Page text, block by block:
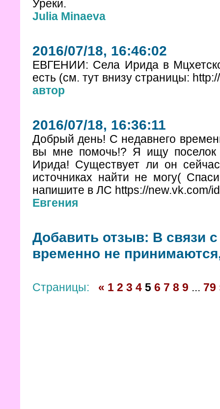
Уреки.
Julia Minaeva
2016/07/18, 16:46:02
ЕВГЕНИИ: Села Ирида в
есть (см. тут внизу страницы:
автор
2016/07/18, 16:36:11
Добрый день! С недавнего
вы мне помочь!? Я ищу поселок
Ирида! Существует ли он
источниках найти не могу(
напишите в ЛС https://new.vk.com/
Евгения
Добавить отзыв: В связи
временно не
Страницы: « 1 2 3 4 5 6 7 8 9 ... 79